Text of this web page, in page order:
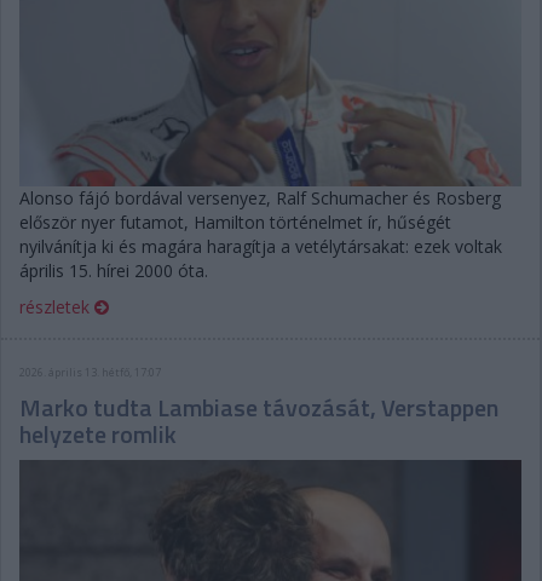
Alonso fájó bordával versenyez, Ralf Schumacher és Rosberg
először nyer futamot, Hamilton történelmet ír, hűségét
nyilvánítja ki és magára haragítja a vetélytársakat: ezek voltak
április 15. hírei 2000 óta.
részletek
2026. április 13. hétfő, 17:07
Marko tudta Lambiase távozását, Verstappen
helyzete romlik